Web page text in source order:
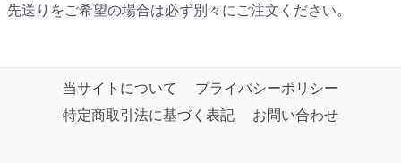
先送りをご希望の場合は必ず別々にご注文ください。
当サイトについて
プライバシーポリシー
特定商取引法に基づく表記
お問い合わせ